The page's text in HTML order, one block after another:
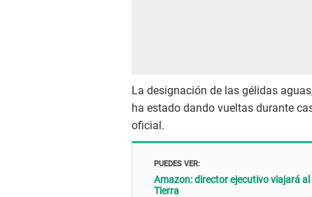
La designación de las gélidas
ha estado dando vueltas durante
oficial.
PUEDES VER:
Amazon: director ejecutivo viajará
Tierra